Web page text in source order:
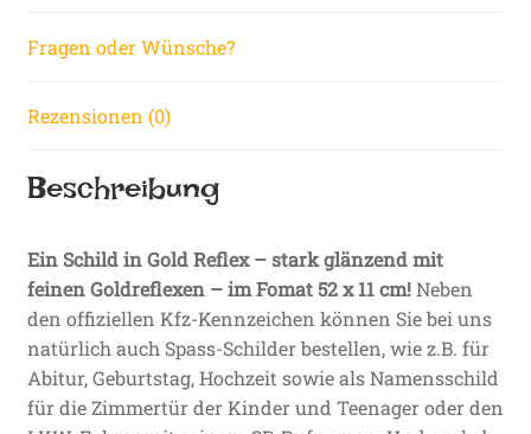
Fragen oder Wünsche?
Rezensionen (0)
Beschreibung
Ein Schild in Gold Reflex – stark glänzend mit
feinen Goldreflexen – im Fomat 52 x 11 cm!Neben
den offiziellen Kfz-Kennzeichen können Sie bei uns
natürlich auch Spass-Schilder bestellen, wie z.B. für
Abitur, Geburtstag, Hochzeit sowie als Namensschild
für die Zimmertür der Kinder und Teenager oder den